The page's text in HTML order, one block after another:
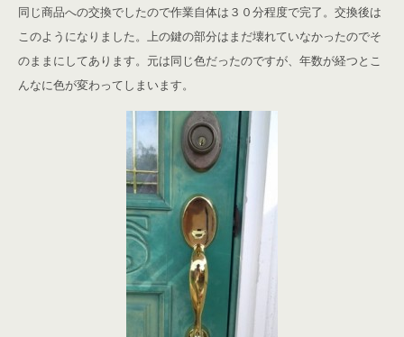
同じ商品への交換でしたので作業自体は３０分程度で完了。交換後は
このようになりました。上の鍵の部分はまだ壊れていなかったのでそ
のままにしてあります。元は同じ色だったのですが、年数が経つとこ
んなに色が変わってしまいます。